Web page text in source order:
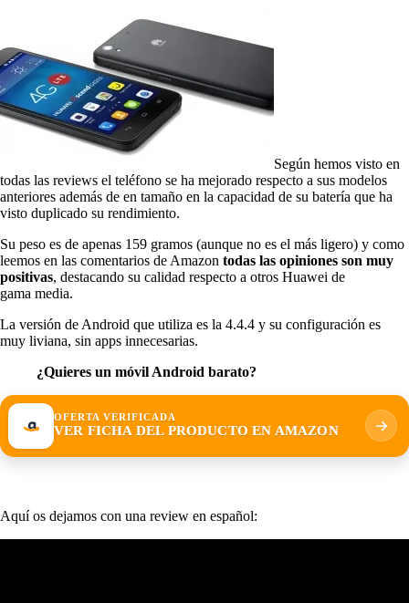
Según hemos visto en
todas las reviews el teléfono se ha mejorado respecto a sus modelos
anteriores además de en tamaño en la capacidad de su batería que ha
visto duplicado su rendimiento.
Su peso es de apenas 159 gramos (aunque no es el más ligero) y como
leemos en las comentarios de Amazon todas las opiniones son muy
positivas, destacando su calidad respecto a otros Huawei de
gama media.
La versión de Android que utiliza es la 4.4.4 y su configuración es
muy liviana, sin apps innecesarias.
¿Quieres un móvil Android barato?
OFERTA VERIFICADA
VER FICHA DEL PRODUCTO EN AMAZON
Aquí os dejamos con una review en español: